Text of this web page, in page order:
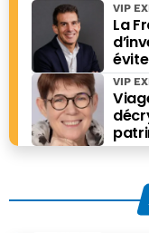
La
VIP
VIP